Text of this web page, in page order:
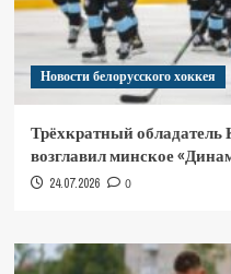
Новости белорусского хоккея
Трёхкратный
возглавил минское
24.07.2026 0